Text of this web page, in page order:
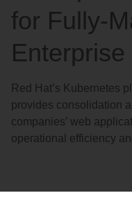
for Fully-
Red Hat’s Kubernetes
provides consolidation
companies’ web
operational efficiency